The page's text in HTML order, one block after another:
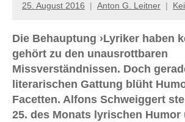
25. August 2016 Anton G. Leitner
Die Behauptung ›Lyriker haben
gehört zu den unausrottbaren
Missverständnissen. Doch
literarischen Gattung blüht
Facetten. Alfons Schweiggert
25. des Monats lyrischen Humor